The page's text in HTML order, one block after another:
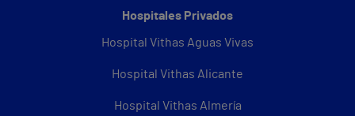
Hospitales Privados
Hospital Vithas Aguas Vivas
Hospital Vithas Alicante
Hospital Vithas Almería